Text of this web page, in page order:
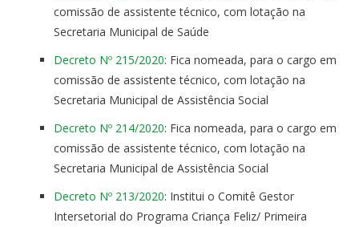
comissão de assistente técnico, com lotação na
Secretaria Municipal de Saúde
Decreto Nº 215/2020: Fica nomeada, para o cargo em
comissão de assistente técnico, com lotação na
Secretaria Municipal de Assistência Social
Decreto Nº 214/2020: Fica nomeada, para o cargo em
comissão de assistente técnico, com lotação na
Secretaria Municipal de Assistência Social
Decreto Nº 213/2020: Institui o Comitê Gestor
Intersetorial do Programa Criança Feliz/ Primeira